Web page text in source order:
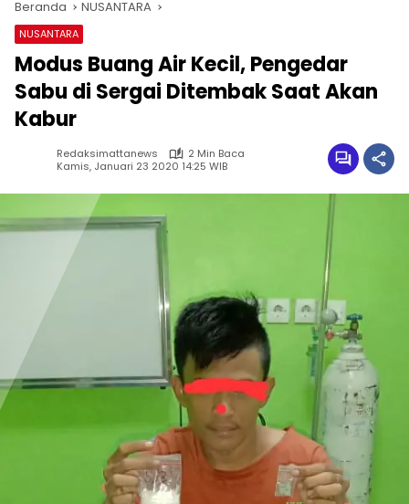
Beranda NUSANTARA
NUSANTARA
Modus Buang Air Kecil, Pengedar
Sabu di Sergai Ditembak Saat Akan
Kabur
Redaksimattanews
2 Min Baca
Kamis, Januari 23 2020 14:25 WIB